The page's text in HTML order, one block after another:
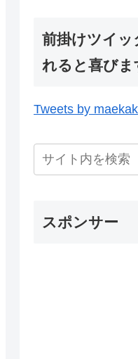
前掛けツイッ
れると喜びま
Tweets by
スポンサー